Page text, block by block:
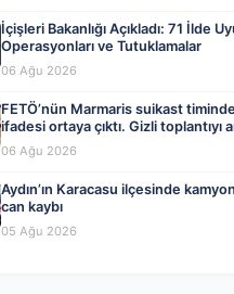
İçişleri Bakanlığı Açıkladı: 71 İlde
Operasyonları ve Tutuklamalar
06 Ağu 2026
FETÖ’nün Marmaris suikast
ifadesi ortaya çıktı. Gizli toplantıyı
06 Ağu 2026
Aydın’ın Karacasu ilçesinde
can kaybı
05 Ağu 2026